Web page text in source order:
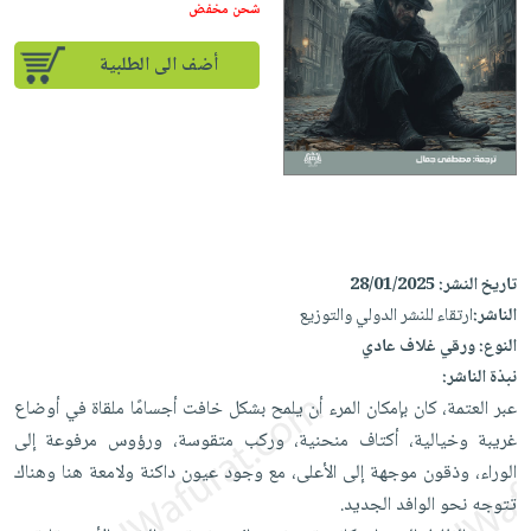
Ai
إختيارات
كتب
أكاديمية
صندوق
بلا
حدود
أسئلة
يتكرر
طرحها
Android
تحميل
iKitab
على
Apple
أسئلة
يتكرر
طرحها
تحميل
masmu3
على
masmu3
على
Apple
المواضيع
الأكثر
مبيعاً
وسائل
تعليمية
جوائز
تعليمية
الصحة
والعناية
الشخصية
جديد
أجهزة
العناية
الشخصية
العناية
وتصفيف
الشعر
العناية
بالجسم
المطبخ
والسفرة
الكل
الطهي
أدوات
متجر
الهدايا
أقسام
شحن مخفض
أضف الى الطلبية
تاريخ النشر:28/01/2025
الناشر:ارتقاء للنشر الدولي والتوزيع
النوع:ورقي غلاف عادي
نبذة الناشر:
عبر العتمة، كان بإمكان المرء أن يلمح بشكل خافت أجسامًا ملقاة في أوضاع
غريبة وخيالية، أكتاف منحنية، وركب متقوسة، ورؤوس مرفوعة إلى
الوراء، وذقون موجهة إلى الأعلى، مع وجود عيون داكنة ولامعة هنا وهناك
تتوجه نحو الوافد الجديد.